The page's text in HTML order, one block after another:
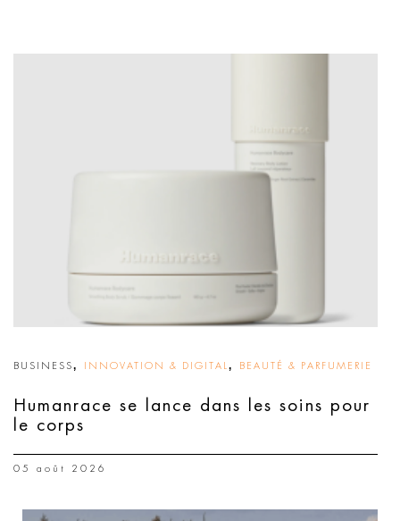
BUSINESS, INNOVATION & DIGITAL , BEAUTÉ & PARFUMERIE
Humanrace se lance dans les soins pour
le corps
05 août 2026